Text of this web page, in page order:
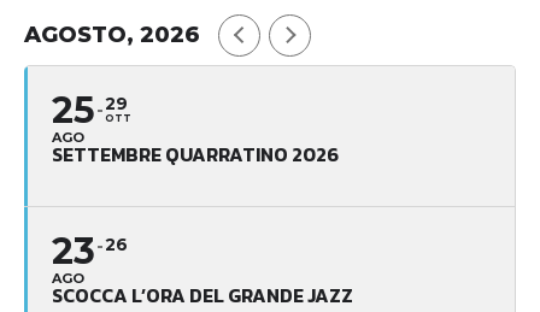
AGOSTO, 2026
25
AGO
29
OTT
SETTEMBRE QUARRATINO 2026
23
AGO
26
SCOCCA L’ORA DEL GRANDE JAZZ